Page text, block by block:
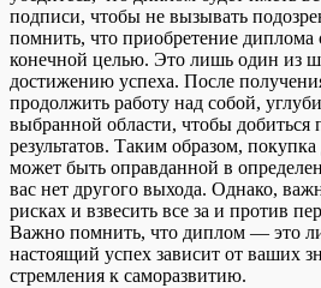
подписи, чтобы не вызывать
помнить, что приобретение диплома
конечной целью. Это лишь один из
достижению успеха. После
продолжить работу над собой,
выбранной области, чтобы
результатов. Таким образом,
может быть оправданной в
вас нет другого выхода. Однако,
рисках и взвесить все за и против
Важно помнить, что диплом — это
настоящий успех зависит от ваших
стремления к саморазвитию.